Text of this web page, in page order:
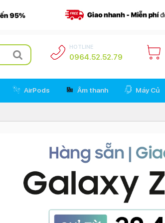
HOTLINE
0964.52.52.79
AirPods Âm thanh Máy Củ